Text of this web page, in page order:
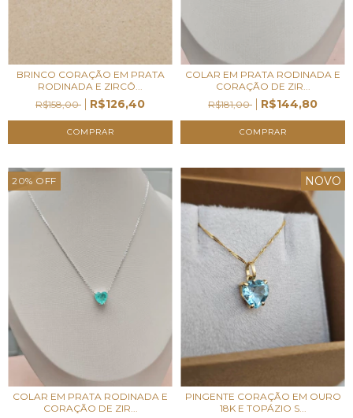
BRINCO CORAÇÃO EM PRATA
RODINADA E ZIRCÔ...
R$158,00
R$126,40
COLAR EM PRATA RODINADA E
CORAÇÃO DE ZIR...
R$181,00
R$144,80
20% OFF
COLAR EM PRATA RODINADA E
CORAÇÃO DE ZIR...
NOVO
PINGENTE CORAÇÃO EM OURO
18K E TOPÁZIO S...